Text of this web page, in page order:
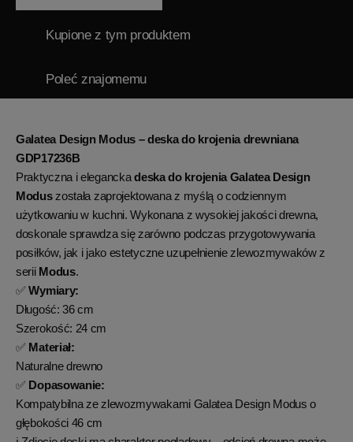
Kupione z tym produktem
Poleć znajomemu
Galatea Design Modus – deska do krojenia drewniana
GDP17236B
Praktyczna i eleganckadeska do krojenia Galatea Design
Moduszostała zaprojektowana z myślą o codziennym
użytkowaniu w kuchni. Wykonana z wysokiej jakości drewna,
doskonale sprawdza się zarówno podczas przygotowywania
posiłków, jak i jako estetyczne uzupełnienie zlewozmywaków z
serii Modus.
✅Wymiary:
Długość: 36 cm
Szerokość: 24 cm
✅ Materiał:
Naturalne drewno
✅ Dopasowanie:
Kompatybilna ze zlewozmywakami Galatea Design Modus o
głębokości 46 cm